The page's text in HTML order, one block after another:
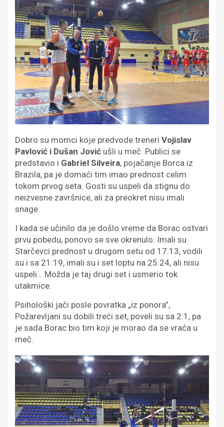
Dobro su momci koje predvode treneri Vojislav
Pavlović i Dušan Jović ušli u meč. Publici se
predstavio i Gabriel Silveira, pojačanje Borca iz
Brazila, pa je domaći tim imao prednost celim
tokom prvog seta. Gosti su uspeli da stignu do
neizvesne završnice, ali za preokret nisu imali
snage.
I kada se učinilo da je došlo vreme da Borac ostvari
prvu pobedu, ponovo se sve okrenulo. Imali su
Starčevci prednost u drugom setu od 17:13, vodili
su i sa 21:19, imali su i set loptu na 25:24, ali nisu
uspeli… Možda je taj drugi set i usmerio tok
utakmice.
Psihološki jači posle povratka „iz ponora”,
Požarevljani su dobili treći set, poveli su sa 2:1, pa
je sada Borac bio tim koji je morao da se vraća u
meč.